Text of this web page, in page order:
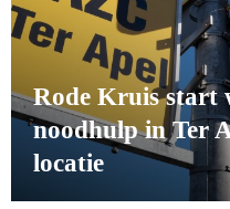
Rode Kruis start
noodhulp in Ter
locatie